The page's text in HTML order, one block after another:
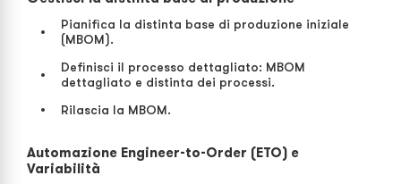
Pianifica la distinta base di produzione iniziale
(MBOM).
Definisci il processo dettagliato: MBOM
dettagliato e distinta dei processi.
Rilascia la MBOM.
Automazione Engineer-to-Order (ETO) e
Variabilità